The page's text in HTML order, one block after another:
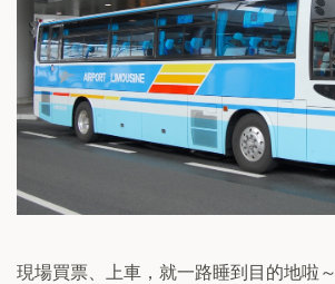
現場買票、上車，就一路睡到目的地啦～